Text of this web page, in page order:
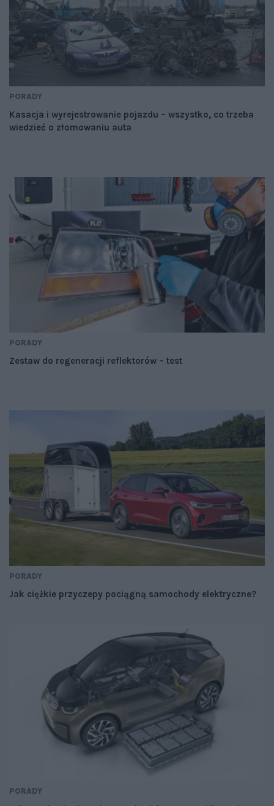
PORADY
Kasacja i wyrejestrowanie pojazdu – wszystko, co trzeba
wiedzieć o złomowaniu auta
PORADY
Zestaw do regeneracji reflektorów – test
PORADY
Jak ciężkie przyczepy pociągną samochody elektryczne?
PORADY